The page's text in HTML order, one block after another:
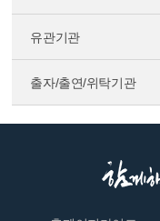
유관기관
출자/출연/위탁기관